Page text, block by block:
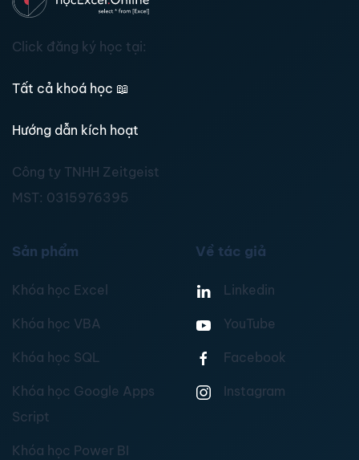
Click đăng ký học tại:
Tất cả khoá học 📖
Hướng dẫn kích hoạt
Công ty TNHH Zeitgeist
MST: 0315976395
Sản phẩm
Khóa học Excel
Khóa học VBA
Khóa học SQL
Khóa học Google Apps
Script
Khóa học Power BI
Về tác giả
Linkedin
YouTube
Facebook
Instagram